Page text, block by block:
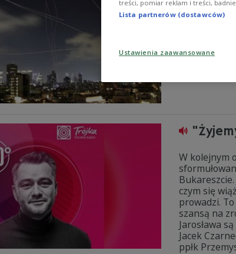
- Emiraty
to również
Stanom
W kolejnym
czym się
prowadzi.
szansą na
Jarosława
Jacek
ppłk
treści, pomiar reklam i treści,
Lista partnerów (dostawców)
Ustawienia zaawansowane